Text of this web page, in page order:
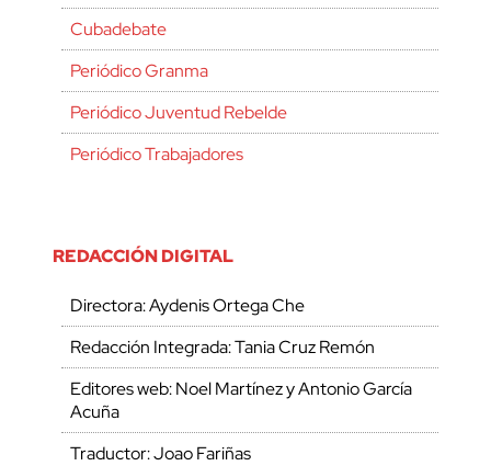
Cubadebate
Periódico Granma
Periódico Juventud Rebelde
Periódico Trabajadores
REDACCIÓN DIGITAL
Directora: Aydenis Ortega Che
Redacción Integrada: Tania Cruz Remón
Editores web: Noel Martínez y Antonio García
Acuña
Traductor: Joao Fariñas